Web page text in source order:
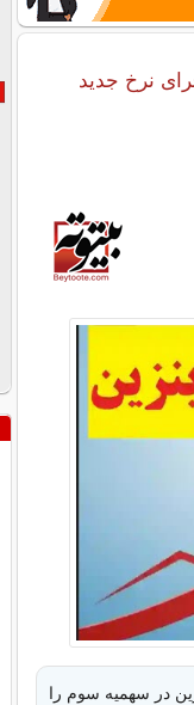
تومان | تاریخ اجرای نرخ جدید
در سهمیه سوم را